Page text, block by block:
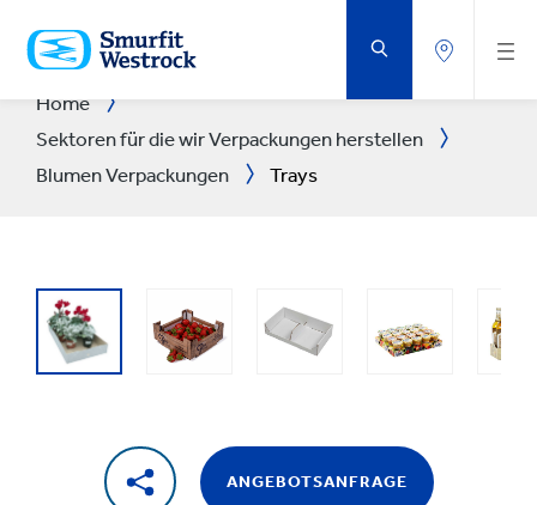
HAUPTINHALT
SPRINGEN
Home
Sektoren für die wir Verpackungen herstellen
Blumen Verpackungen
Trays
ANGEBOTSANFRAGE